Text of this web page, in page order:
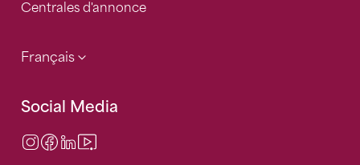
Centrales d'annonce
Français
Social Media
Instagram
Facebook
LinkedIn